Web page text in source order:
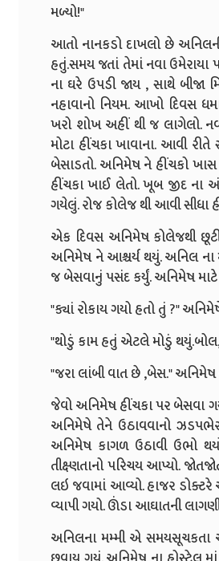
મળ્યો!"
આતો નાનકડો દાખલો છે
હતું.સમય જતાં તેમાં નવા ઉમેરાયા
ના ઘરે ઉપડી જાય , સાથે બીજા
નહાવાનો નિયમ. આખો દિવસ
ખરો શોખ અહીં થી જ લાગેલો.
મોટા હીંચકા ખાવાના. આવી
બેસાડતો. અનિમેષ ને હીંચકો
હીંચકા ખાઈ લેતો. ખૂબ જીદ ના
ગયેલું. રોજ કોલેજ થી આવી સીધા
એક દિવસ અનિમેષ કોલેજથી
અનિમેષ ને આશ્ચર્ય થયું. અનિલ ના
જ બેસવાનું પસંદ કર્યું. અનિમેષ
"ક્યાં રોકાય ગયો હતો તું ?"
"થોડું કામ હતું એટલે મોડું
"જરા લાંબી વાત છે ,બેસ."
જેવો અનિમેષ હીંચકા પર બેસવા
અનિમેષે તેને ઉઠાવવાનો
અનિમેષ કાગળ ઉઠાવી ઉભો
તીક્ષ્ણતાનો પરિચય આપ્યો.
લઇ જવામાં આવ્યો. હાજર ડોક્ટરે
વ્યાપી ગયો. ઊંડા આઘાતની
અનિલના મમ્મી એ સમયસૂચકતા